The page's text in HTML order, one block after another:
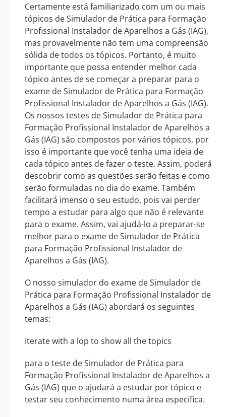
Certamente está familiarizado com um ou mais
tópicos de Simulador de Prática para Formação
Profissional Instalador de Aparelhos a Gás (IAG),
mas provavelmente não tem uma compreensão
sólida de todos os tópicos. Portanto, é muito
importante que possa entender melhor cada
tópico antes de se começar a preparar para o
exame de Simulador de Prática para Formação
Profissional Instalador de Aparelhos a Gás (IAG).
Os nossos testes de Simulador de Prática para
Formação Profissional Instalador de Aparelhos a
Gás (IAG) são compostos por vários tópicos, por
isso é importante que você tenha uma ideia de
cada tópico antes de fazer o teste. Assim, poderá
descobrir como as questões serão feitas e como
serão formuladas no dia do exame. Também
facilitará imenso o seu estudo, pois vai perder
tempo a estudar para algo que não é relevante
para o exame. Assim, vai ajudá-lo a preparar-se
melhor para o exame de Simulador de Prática
para Formação Profissional Instalador de
Aparelhos a Gás (IAG).
O nosso simulador do exame de Simulador de
Prática para Formação Profissional Instalador de
Aparelhos a Gás (IAG) abordará os seguintes
temas:
Iterate with a lop to show all the topics
para o teste de Simulador de Prática para
Formação Profissional Instalador de Aparelhos a
Gás (IAG) que o ajudará a estudar por tópico e
testar seu conhecimento numa área específica.